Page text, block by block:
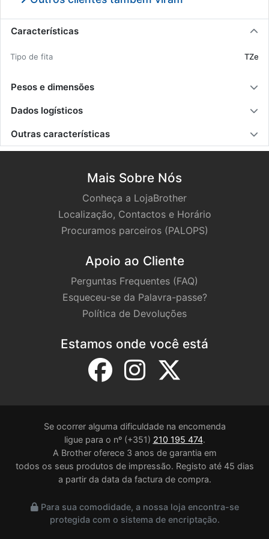
Características
Tipo de fita TZe
Pesos e dimensões
Dados logísticos
Outras características
Mais Sobre Nós
Conheça a LojaBrother
Localização, Contactos e Horário
Procuramos parceiros (PALOPS)
Apoio ao Cliente
Perguntas Frequentes (FAQ)
Esqueceu-se da Palavra-passe?
Política de Devoluções
Estamos onde você está
Se ocorrer alguma dificuldade na encomenda
ligue para o nº (+351) 210 195 474.
A Brother oferece 3 anos de garantia em
todos os seus produtos de impressão. Registo até 45 dias
a partir da data da factura de compra.
Para sua comodidade, a nossa loja encontra-se
protegida com o sistema de encriptação.